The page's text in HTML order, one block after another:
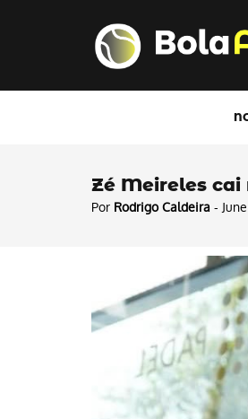
Zé Meireles cai
Por Rodrigo Caldeira -